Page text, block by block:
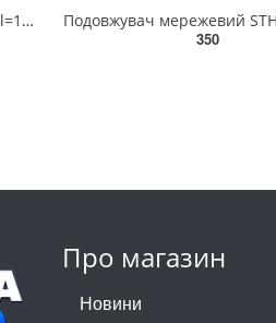
Подовжувач мережевий STHOR: l=1,5 м, колодка з 4 гніздами і вмик, 3-жильний Ø=1,5 мм², з заземл [30]
350
Про магазин
Новини